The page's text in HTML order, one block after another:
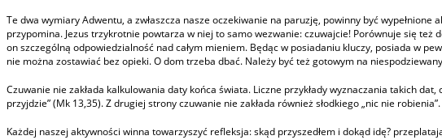
Te dwa wymiary Adwentu, a zwłaszcza nasze oczekiwanie na paruzję, powinny być
przypomina. Jezus trzykrotnie powtarza w niej to samo wezwanie: czuwajcie! Porównuje się też
on szczególną odpowiedzialność nad całym mieniem. Będąc w posiadaniu kluczy, posiada w
nie można zostawiać bez opieki. O dom trzeba dbać. Należy być też gotowym na
Czuwanie nie zakłada kalkulowania daty końca świata. Liczne przykłady wyznaczania takich
przyjdzie” (Mk 13,35). Z drugiej strony czuwanie nie zakłada również słodkiego „nic nie
Każdej naszej aktywności winna towarzyszyć refleksja: skąd przyszedłem i dokąd idę?